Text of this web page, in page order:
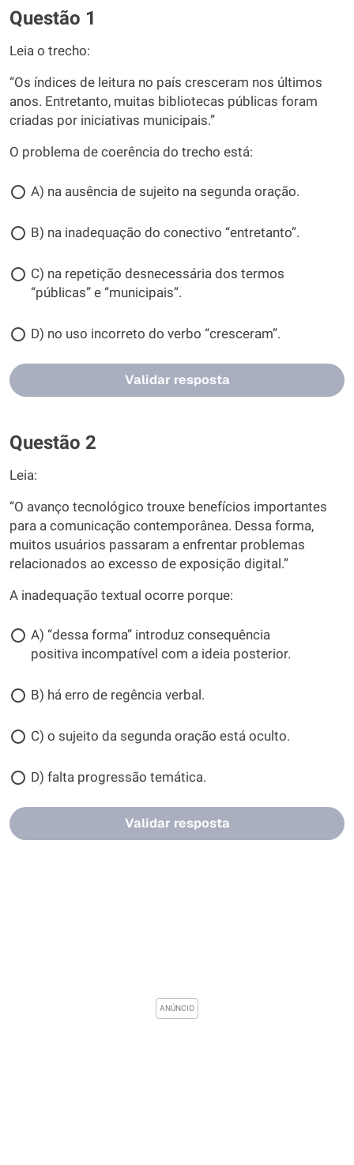
Questão 1
Leia o trecho:
“Os índices de leitura no país cresceram nos últimos
anos. Entretanto, muitas bibliotecas públicas foram
criadas por iniciativas municipais.”
O problema de coerência do trecho está:
A) na ausência de sujeito na segunda oração.
B) na inadequação do conectivo “entretanto”.
C) na repetição desnecessária dos termos
“públicas” e “municipais”.
D) no uso incorreto do verbo “cresceram”.
Validar resposta
Questão 2
Leia:
“O avanço tecnológico trouxe benefícios importantes
para a comunicação contemporânea. Dessa forma,
muitos usuários passaram a enfrentar problemas
relacionados ao excesso de exposição digital.”
A inadequação textual ocorre porque:
A) “dessa forma” introduz consequência
positiva incompatível com a ideia posterior.
B) há erro de regência verbal.
C) o sujeito da segunda oração está oculto.
D) falta progressão temática.
Validar resposta